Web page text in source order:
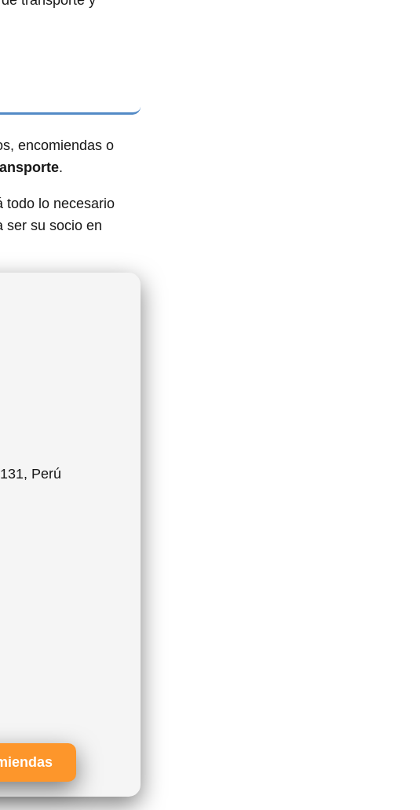
encomiendas o
.
todo lo necesario
ser su socio en
Perú